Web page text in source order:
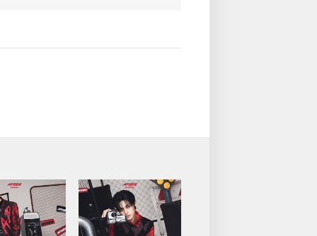
ケジュールを必ずご自身でご確認の上、ご